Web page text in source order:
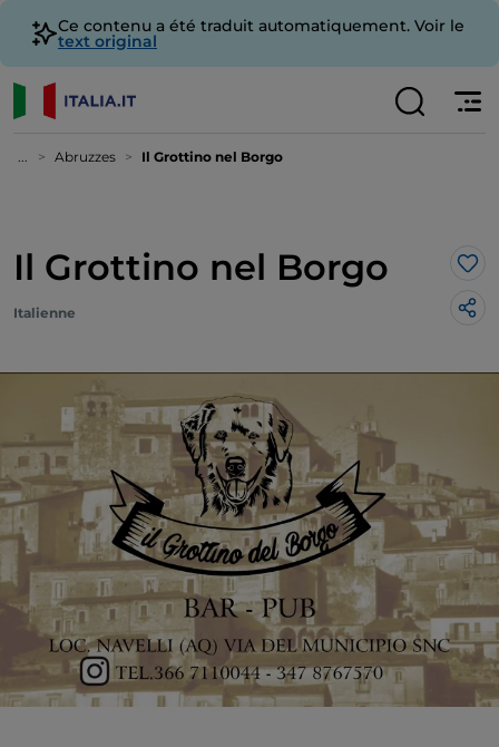
Ce contenu a été traduit automatiquement. Voir le
text original
... Abruzzes Il Grottino nel Borgo
Il Grottino nel Borgo
Italienne